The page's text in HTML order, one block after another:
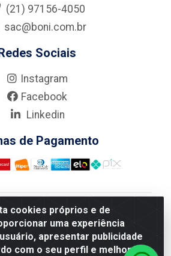
cookies próprios e de
uma experiência
apresentar publicidade
com o seu perfil e melhorar a
(21) 97156-4050
sac@boni.com.br
Sociais
Instagram
Facebook
Linkedin
de Pagamento
de Material de Construção LTDA
330 - Vila Da Penha, Rio de
110 - CNPJ: 11.003.135/0001-
27